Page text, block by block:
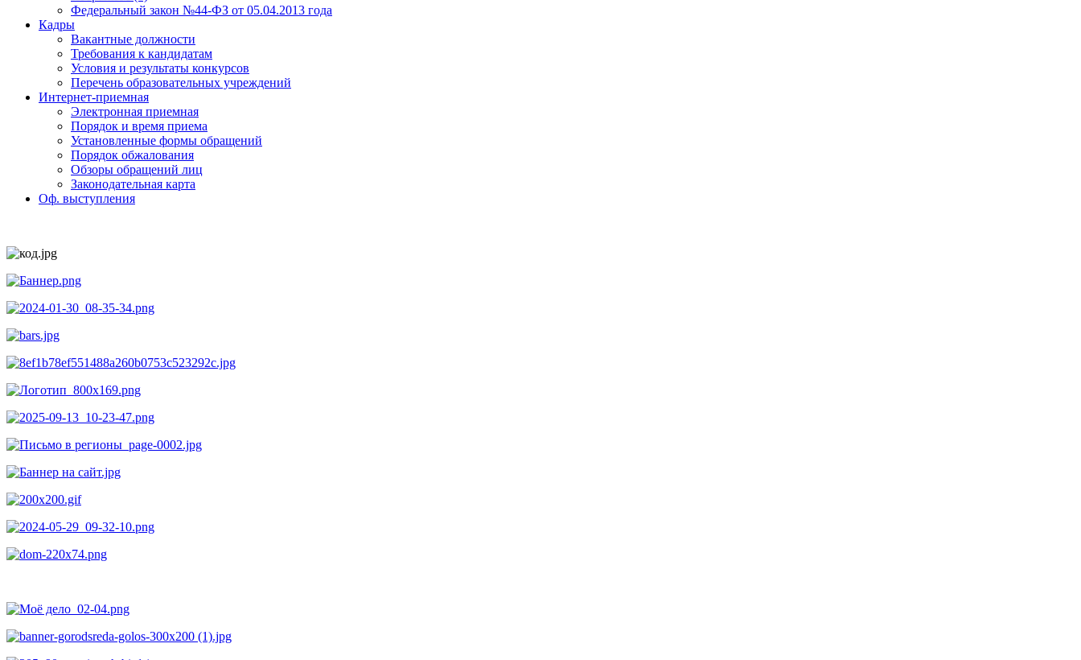
Федеральный закон №44-ФЗ от 05.04.2013 года
Кадры
Вакантные должности
Требования к кандидатам
Условия и результаты конкурсов
Перечень образовательных учреждений
Интернет-приемная
Электронная приемная
Порядок и время приема
Установленные формы обращений
Порядок обжалования
Обзоры обращений лиц
Законодательная карта
Оф. выступления